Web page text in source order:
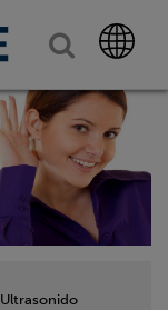
Ultrasonido